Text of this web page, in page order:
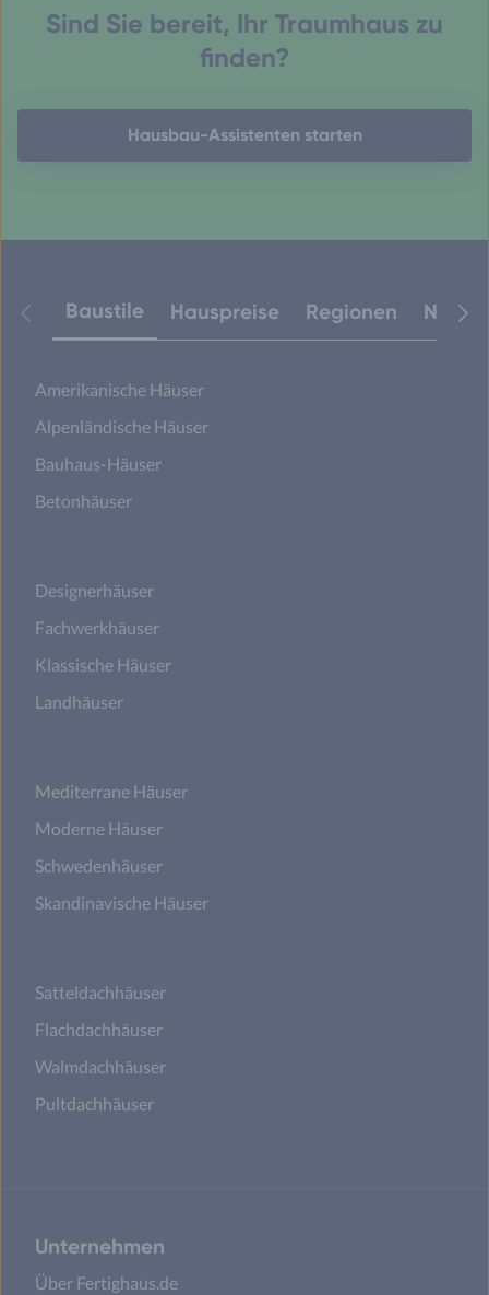
Sind Sie bereit, Ihr Traumhaus zu
finden?
Hausbau-Assistenten starten
Baustile Hauspreise Regionen
Amerikanische Häuser
Alpenländische Häuser
Bauhaus-Häuser
Betonhäuser
Designerhäuser
Fachwerkhäuser
Klassische Häuser
Landhäuser
Mediterrane Häuser
Moderne Häuser
Schwedenhäuser
Skandinavische Häuser
Satteldachhäuser
Flachdachhäuser
Walmdachhäuser
Pultdachhäuser
Unternehmen
Über Fertighaus.de